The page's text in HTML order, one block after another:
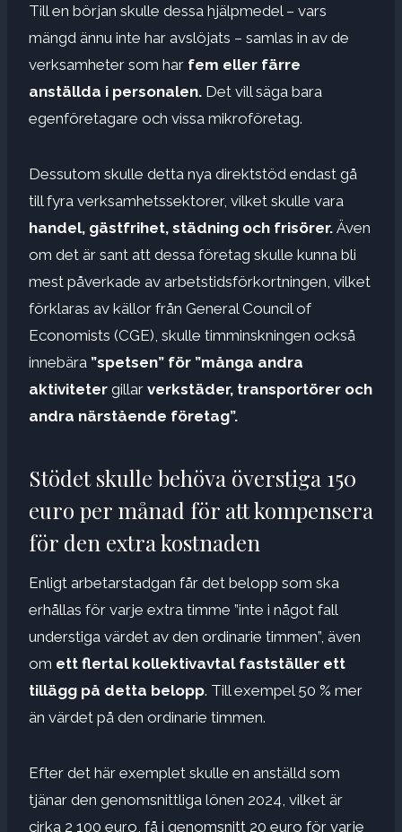
Till en början skulle dessa hjälpmedel – vars
mängd ännu inte har avslöjats – samlas in av de
verksamheter som har fem eller färre
anställda i personalen. Det vill säga bara
egenföretagare och vissa mikroföretag.
Dessutom skulle detta nya direktstöd endast gå
till fyra verksamhetssektorer, vilket skulle vara
handel, gästfrihet, städning och frisörer. Även
om det är sant att dessa företag skulle kunna bli
mest påverkade av arbetstidsförkortningen, vilket
förklaras av källor från General Council of
Economists (CGE), skulle timminskningen också
innebära ”spetsen” för ”många andra
aktiviteter gillar verkstäder, transportörer och
andra närstående företag”.
Stödet skulle behöva överstiga 150
euro per månad för att kompensera
för den extra kostnaden
Enligt arbetarstadgan får det belopp som ska
erhållas för varje extra timme ”inte i något fall
understiga värdet av den ordinarie timmen”, även
om ett flertal kollektivavtal fastställer ett
tillägg på detta belopp. Till exempel 50 % mer
än värdet på den ordinarie timmen.
Efter det här exemplet skulle en anställd som
tjänar den genomsnittliga lönen 2024, vilket är
cirka 2 100 euro, få i genomsnitt 20 euro för varje